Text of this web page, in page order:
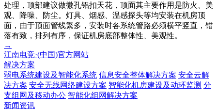
处理，顶部建议做微孔铝扣天花，顶面其主要作用是防火、美
观、降噪、防尘。灯具、烟感、温感探头等均安装在机房顶
面，由于顶面管线繁多，安装时各系统管路必须横平竖直，错
落有致，排列有序，保证机房底部整体性、美观性。
→
江南电竞·(中国)官方网站
解决方案
弱电系统建设及智能化系统 信息安全整体解决方案 安全云解
决方案 安全无线网络建设方案 智能化机房建设及动环监测 分
支组网及移动办公 智能化组网解决方案
新闻资讯